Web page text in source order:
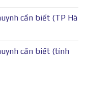
cần biết (TP Hà
cần biết (tỉnh